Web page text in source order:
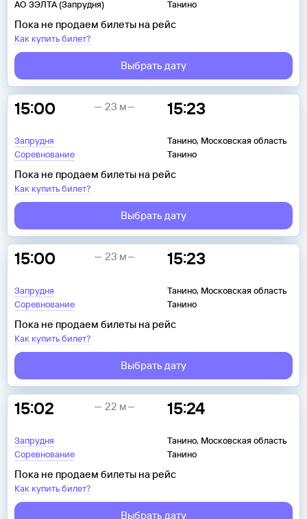
АО ЗЭЛТА (Запрудня) Танино
Пока не продаем билеты на рейс
Как купить билет?
Выбрать дату
15:00
Запрудня
Соревнование
15:23
Танино, Московская область
Танино
23 м
Пока не продаем билеты на рейс
Как купить билет?
Выбрать дату
15:00
Запрудня
Соревнование
15:23
Танино, Московская область
Танино
23 м
Пока не продаем билеты на рейс
Как купить билет?
Выбрать дату
15:02
Запрудня
Соревнование
15:24
Танино, Московская область
Танино
22 м
Пока не продаем билеты на рейс
Как купить билет?
Выбрать дату